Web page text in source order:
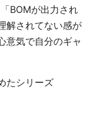
BOMが出力され
解されてない感が
意気で自分のギャ
たシリーズ